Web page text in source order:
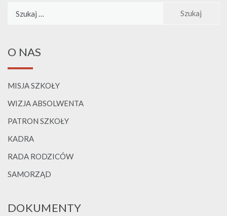
O NAS
MISJA SZKOŁY
WIZJA ABSOLWENTA
PATRON SZKOŁY
KADRA
RADA RODZICÓW
SAMORZĄD
DOKUMENTY